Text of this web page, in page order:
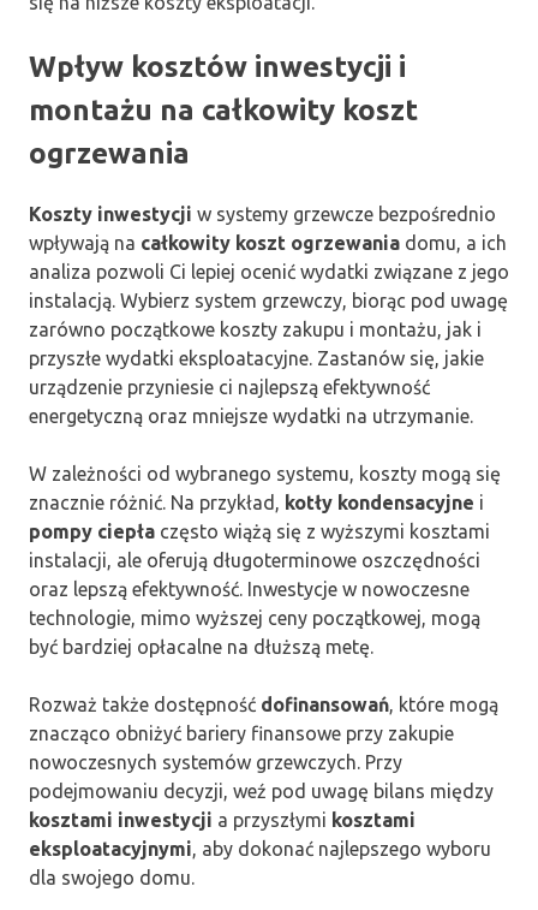
Wpływ kosztów inwestycji i
montażu na całkowity koszt
ogrzewania
Koszty inwestycji w systemy grzewcze bezpośrednio
wpływają na całkowity koszt ogrzewania domu, a ich
analiza pozwoli Ci lepiej ocenić wydatki związane z jego
instalacją. Wybierz system grzewczy, biorąc pod uwagę
zarówno początkowe koszty zakupu i montażu, jak i
przyszłe wydatki eksploatacyjne. Zastanów się, jakie
urządzenie przyniesie ci najlepszą efektywność
energetyczną oraz mniejsze wydatki na utrzymanie.
W zależności od wybranego systemu, koszty mogą się
znacznie różnić. Na przykład, kotły kondensacyjne i
pompy ciepła często wiążą się z wyższymi kosztami
instalacji, ale oferują długoterminowe oszczędności
oraz lepszą efektywność. Inwestycje w nowoczesne
technologie, mimo wyższej ceny początkowej, mogą
być bardziej opłacalne na dłuższą metę.
Rozważ także dostępność dofinansowań , które mogą
znacząco obniżyć bariery finansowe przy zakupie
nowoczesnych systemów grzewczych. Przy
podejmowaniu decyzji, weź pod uwagę bilans między
kosztami inwestycji a przyszłymi kosztami
eksploatacyjnymi , aby dokonać najlepszego wyboru
dla swojego domu.